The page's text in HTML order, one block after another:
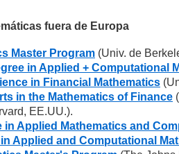
fuera de Europa
Master Program (Univ. de
in Applied + Computational
in Financial Mathematics
in the Mathematics of Finance
EE.UU.).
in Applied Mathematics and
Applied and Computational